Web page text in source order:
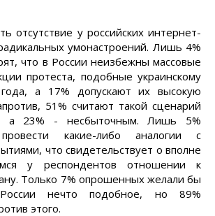
отсутствие у российских интернет-
умонастроений. Лишь 4%
что в России неизбежны массовые
протеста, подобные украинскому
а 17% допускают их высокую
51% считают такой сценарий
а 23% - несбыточным. Лишь 5%
какие-либо аналогии с
что свидетельствует о вполне
у респондентов отношении к
Только 7% опрошенных желали бы
нечто подобное, но 89%
этого.